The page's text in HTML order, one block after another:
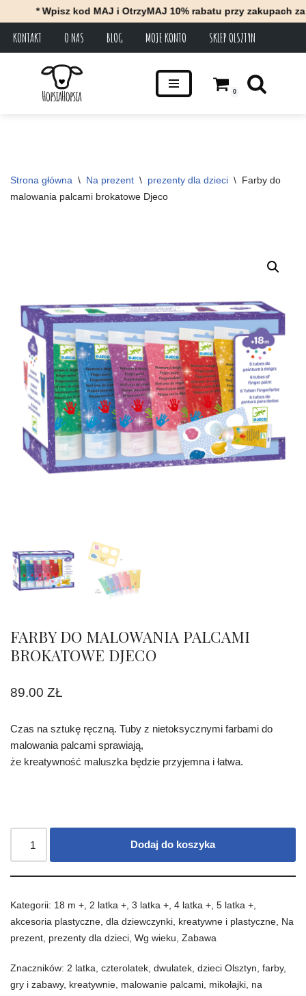
* Wpisz kod MAJ i OtrzyMAJ 10% rabatu przy zakupach za
KONTAKT O NAS BLOG MOJE KONTO SKLEP OLSZTYN
0
Strona główna \ Na prezent \ prezenty dla dzieci \ Farby do
malowania palcami brokatowe Djeco
FARBY DO MALOWANIA PALCAMI
BROKATOWE DJECO
89.00 ZŁ
Czas na sztukę ręczną. Tuby z nietoksycznymi farbami do
malowania palcami sprawiają,
że kreatywność maluszka będzie przyjemna i łatwa.
Dodaj do koszyka
Kategorii: 18 m +, 2 latka +, 3 latka +, 4 latka +, 5 latka +,
akcesoria plastyczne, dla dziewczynki, kreatywne i plastyczne, Na
prezent, prezenty dla dzieci, Wg wieku, Zabawa
Znaczników: 2 latka, czterolatek, dwulatek, dzieci Olsztyn, farby,
gry i zabawy, kreatywnie, malowanie palcami, mikołajki, na